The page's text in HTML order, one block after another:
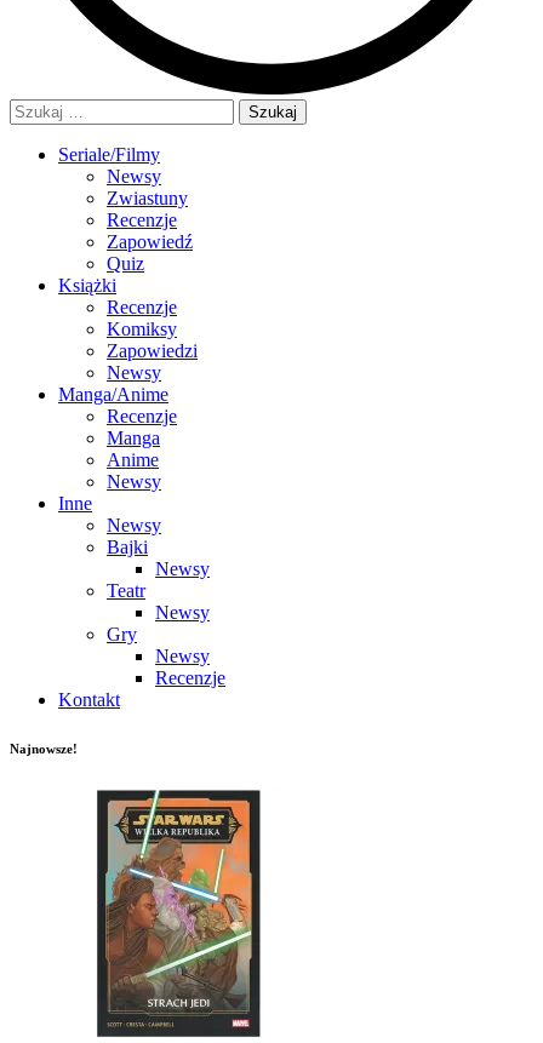
Szukaj:
Seriale/Filmy
Newsy
Zwiastuny
Recenzje
Zapowiedź
Quiz
Książki
Recenzje
Komiksy
Zapowiedzi
Newsy
Manga/Anime
Recenzje
Manga
Anime
Newsy
Inne
Newsy
Bajki
Newsy
Teatr
Newsy
Gry
Newsy
Recenzje
Kontakt
Najnowsze!